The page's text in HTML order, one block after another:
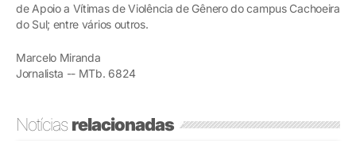
de Apoio a Vítimas de Violência de Gênero do campus Cachoeira
do Sul; entre vários outros.
Marcelo Miranda
Jornalista -- MTb. 6824
Notíciasrelacionadas